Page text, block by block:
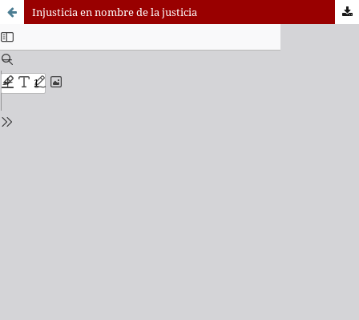
Injusticia en nombre de la justicia